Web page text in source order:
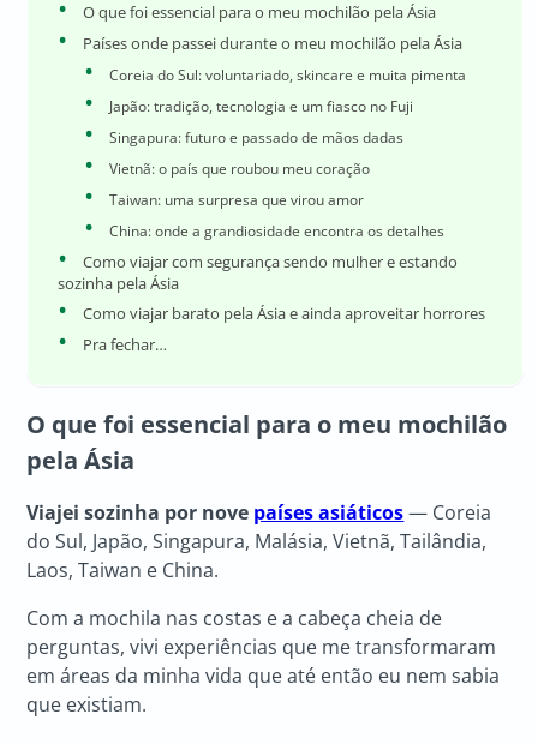
O que foi essencial para o meu mochilão pela Ásia
Países onde passei durante o meu mochilão pela Ásia
Coreia do Sul: voluntariado, skincare e muita pimenta
Japão: tradição, tecnologia e um fiasco no Fuji
Singapura: futuro e passado de mãos dadas
Vietnã: o país que roubou meu coração
Taiwan: uma surpresa que virou amor
China: onde a grandiosidade encontra os detalhes
Como viajar com segurança sendo mulher e estando
sozinha pela Ásia
Como viajar barato pela Ásia e ainda aproveitar horrores
Pra fechar…
O que foi essencial para o meu mochilão
pela Ásia
Viajei sozinha por nove países asiáticos— Coreia
do Sul, Japão, Singapura, Malásia, Vietnã, Tailândia,
Laos, Taiwan e China.
Com a mochila nas costas e a cabeça cheia de
perguntas, vivi experiências que me transformaram
em áreas da minha vida que até então eu nem sabia
que existiam.